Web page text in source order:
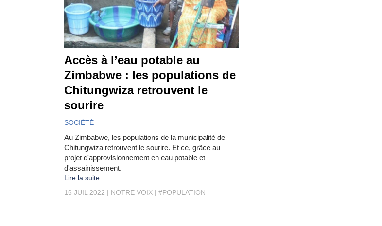
Accès à l’eau potable au
Zimbabwe : les populations de
Chitungwiza retrouvent le
sourire
SOCIÉTÉ
Au Zimbabwe, les populations de la municipalité de
Chitungwiza retrouvent le sourire. Et ce, grâce au
projet d'approvisionnement en eau potable et
d'assainissement.
Lire la suite...
16 JUIL 2022
NOTRE VOIX #POPULATION